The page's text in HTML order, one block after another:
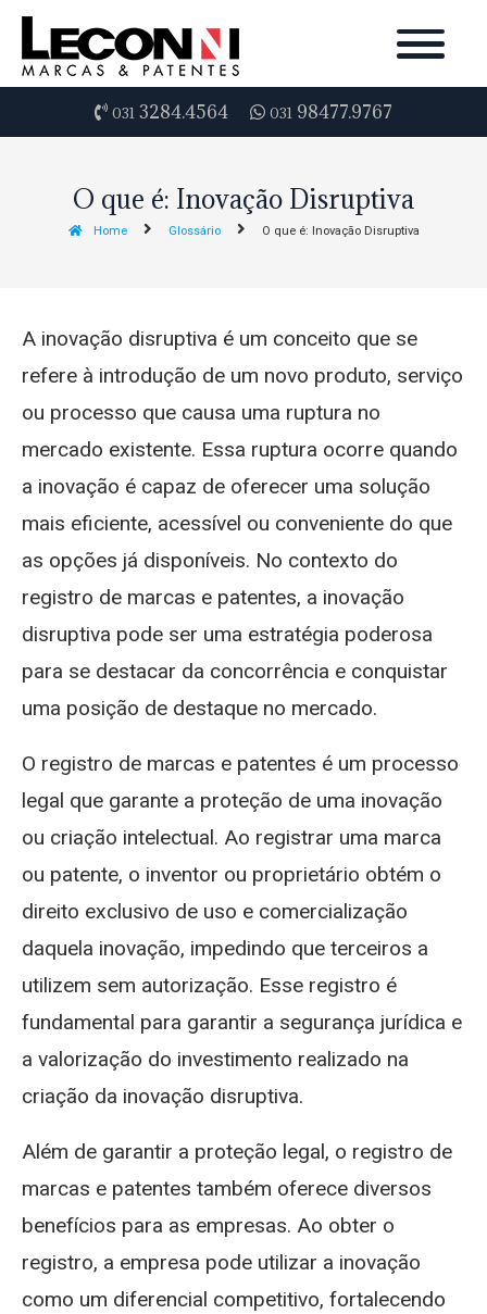
031 3284.4564 031 98477.9767
O que é: Inovação Disruptiva
Home Glossário O que é: Inovação Disruptiva
A inovação disruptiva é um conceito que se
refere à introdução de um novo produto, serviço
ou processo que causa uma ruptura no
mercado existente. Essa ruptura ocorre quando
a inovação é capaz de oferecer uma solução
mais eficiente, acessível ou conveniente do que
as opções já disponíveis. No contexto do
registro de marcas e patentes, a inovação
disruptiva pode ser uma estratégia poderosa
para se destacar da concorrência e conquistar
uma posição de destaque no mercado.
O registro de marcas e patentes é um processo
legal que garante a proteção de uma inovação
ou criação intelectual. Ao registrar uma marca
ou patente, o inventor ou proprietário obtém o
direito exclusivo de uso e comercialização
daquela inovação, impedindo que terceiros a
utilizem sem autorização. Esse registro é
fundamental para garantir a segurança jurídica e
a valorização do investimento realizado na
criação da inovação disruptiva.
Além de garantir a proteção legal, o registro de
marcas e patentes também oferece diversos
benefícios para as empresas. Ao obter o
registro, a empresa pode utilizar a inovação
como um diferencial competitivo, fortalecendo